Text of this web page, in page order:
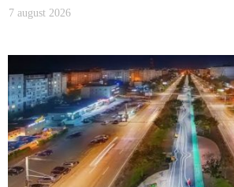
7 august 2026